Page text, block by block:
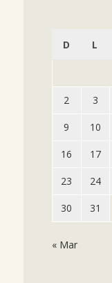
D L
2 3
9 10
16 17
23 24
30 31
« Mar